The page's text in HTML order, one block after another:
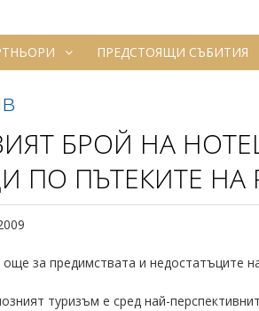
ПРЕДСТОЯЩИ СЪБИТИЯ
БРОЙ НА
ПО ПЪТЕКИТЕ
за предимствата и недостатъците
туризъм е сред най-